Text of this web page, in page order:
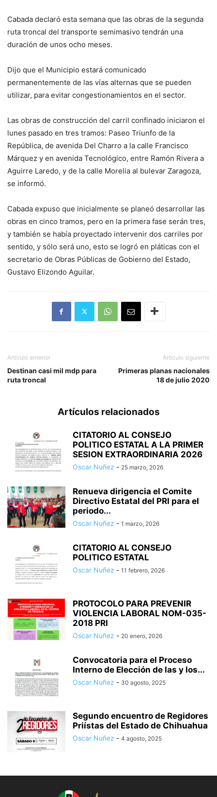
Cabada declaró esta semana que las obras de la segunda
ruta troncal del transporte semimasivo tendrán una
duración de unos ocho meses.
Dijo que el Municipio estará comunicado
permanentemente de las vías alternas que se pueden
utilizar, para evitar congestionamientos en el sector.
Las obras de construcción del carril confinado iniciaron el
lunes pasado en tres tramos: Paseo Triunfo de la
República, de avenida Del Charro a la calle Francisco
Márquez y en avenida Tecnológico, entre Ramón Rivera a
Aguirre Laredo, y de la calle Morelia al bulevar Zaragoza,
se informó.
Cabada expuso que inicialmente se planeó desarrollar las
obras en cinco tramos, pero en la primera fase serán tres,
y también se había proyectado intervenir dos carriles por
sentido, y sólo será uno, esto se logró en pláticas con el
secretario de Obras Públicas de Gobierno del Estado,
Gustavo Elizondo Aguilar.
Artículo anterior
Destinan casi mil mdp para
ruta troncal
Artículo siguiente
Primeras planas nacionales
18 de julio 2020
Artículos relacionados
CITATORIO AL CONSEJO
POLITICO ESTATAL A LA PRIMER
SESION EXTRAORDINARIA 2026
Oscar Nuñez - 25 marzo, 2026
Renueva dirigencia el Comite
Directivo Estatal del PRI para el
periodo...
Oscar Nuñez - 1 marzo, 2026
CITATORIO AL CONSEJO
POLITICO ESTATAL
Oscar Nuñez - 11 febrero, 2026
PROTOCOLO PARA PREVENIR
VIOLENCIA LABORAL NOM-035-
2018 PRI
Oscar Nuñez - 20 enero, 2026
Convocatoria para el Proceso
Interno de Elección de las y los...
Oscar Nuñez - 30 agosto, 2025
Segundo encuentro de Regidores
Priístas del Estado de Chihuahua
Oscar Nuñez - 4 agosto, 2025